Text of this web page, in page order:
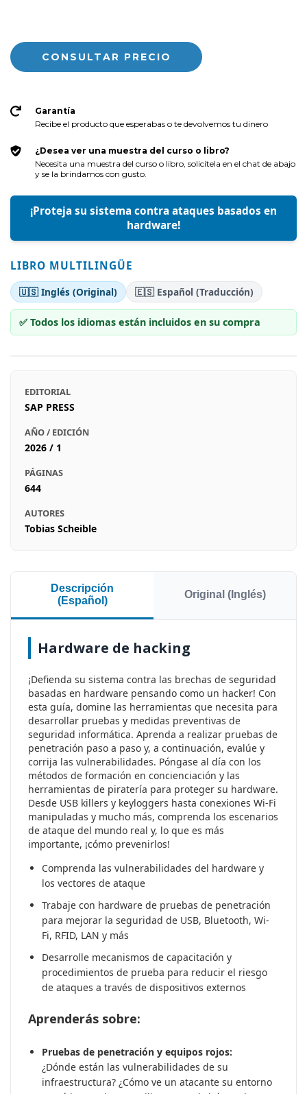
Garantía
Recibe el producto que esperabas o te devolvemos tu dinero
¿Desea ver una muestra del curso o libro?
Necesita una muestra del curso o libro, solicítela en el chat de abajo
y se la brindamos con gusto.
¡Proteja su sistema contra ataques basados en
hardware!
LIBRO MULTILINGÜE
🇺🇸 Inglés (Original) 🇪🇸 Español (Traducción)
✅ Todos los idiomas están incluidos en su compra
EDITORIAL
SAP PRESS
AÑO / EDICIÓN
2026 / 1
PÁGINAS
644
AUTORES
Tobias Scheible
Descripción
(Español)
Original (Inglés)
Hardware de hacking
¡Defienda su sistema contra las brechas de seguridad
basadas en hardware pensando como un hacker! Con
esta guía, domine las herramientas que necesita para
desarrollar pruebas y medidas preventivas de
seguridad informática. Aprenda a realizar pruebas de
penetración paso a paso y, a continuación, evalúe y
corrija las vulnerabilidades. Póngase al día con los
métodos de formación en concienciación y las
herramientas de piratería para proteger su hardware.
Desde USB killers y keyloggers hasta conexiones Wi-Fi
manipuladas y mucho más, comprenda los escenarios
de ataque del mundo real y, lo que es más
importante, ¡cómo prevenirlos!
Comprenda las vulnerabilidades del hardware y
los vectores de ataque
Trabaje con hardware de pruebas de penetración
para mejorar la seguridad de USB, Bluetooth, Wi-
Fi, RFID, LAN y más
Desarrolle mecanismos de capacitación y
procedimientos de prueba para reducir el riesgo
de ataques a través de dispositivos externos
Aprenderás sobre:
Pruebas de penetración y equipos rojos:
¿Dónde están las vulnerabilidades de su
infraestructura? ¿Cómo ve un atacante su entorno